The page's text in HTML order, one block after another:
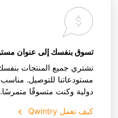
تسوق بنفسك إلى عنوان
تشتري جميع المنتجات
مستودعاتنا للتوصيل.
دولية وكنت متسوقًا متمرسًا.
كيف تعمل Qwintry